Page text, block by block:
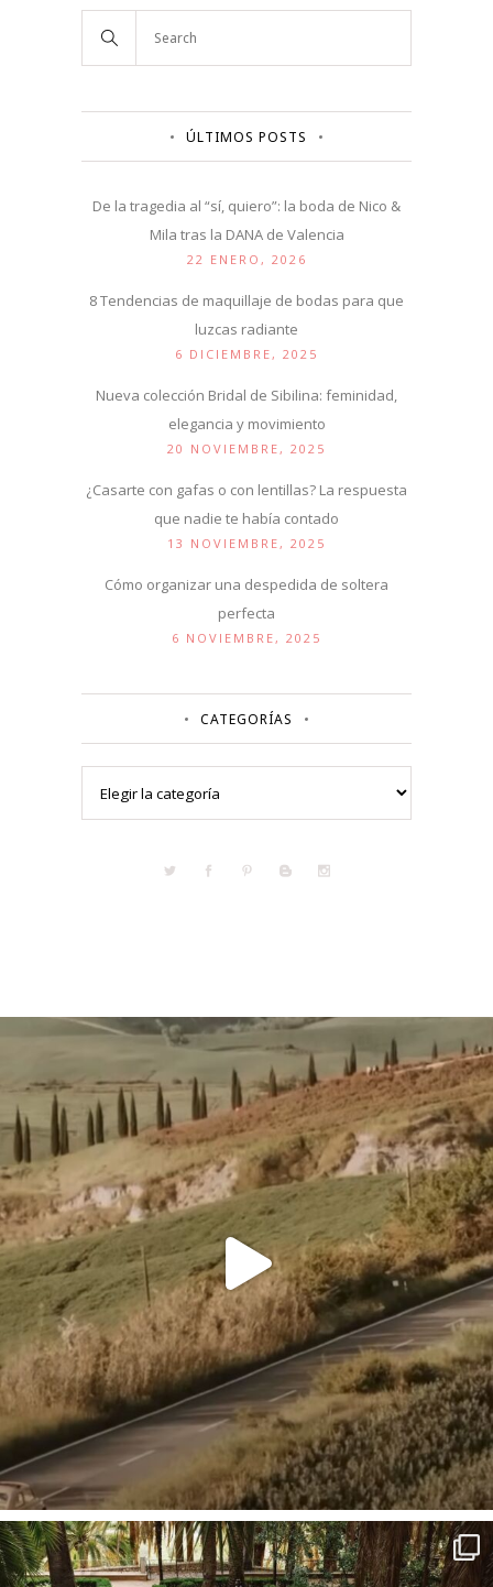
ÚLTIMOS POSTS
De la tragedia al “sí, quiero”: la boda de Nico &
Mila tras la DANA de Valencia
22 ENERO, 2026
8 Tendencias de maquillaje de bodas para que
luzcas radiante
6 DICIEMBRE, 2025
Nueva colección Bridal de Sibilina: feminidad,
elegancia y movimiento
20 NOVIEMBRE, 2025
¿Casarte con gafas o con lentillas? La respuesta
que nadie te había contado
13 NOVIEMBRE, 2025
Cómo organizar una despedida de soltera
perfecta
6 NOVIEMBRE, 2025
CATEGORÍAS